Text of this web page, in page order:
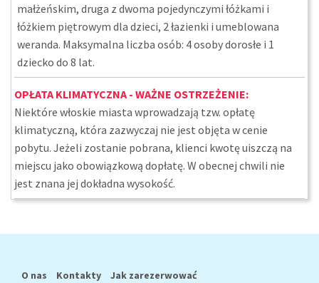
małżeńskim, druga z dwoma pojedynczymi łóżkami i
łóżkiem piętrowym dla dzieci, 2 łazienki i umeblowana
weranda. Maksymalna liczba osób: 4 osoby dorosłe i 1
dziecko do 8 lat.
OPŁATA KLIMATYCZNA - WAŻNE OSTRZEŻENIE:
Niektóre włoskie miasta wprowadzają tzw. opłatę
klimatyczną, która zazwyczaj nie jest objęta w cenie
pobytu. Jeżeli zostanie pobrana, klienci kwotę uiszczą na
miejscu jako obowiązkową dopłatę. W obecnej chwili nie
jest znana jej dokładna wysokość.
O nas Kontakty Jak zarezerwować